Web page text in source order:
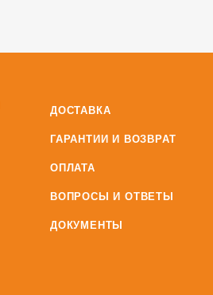
ДОСТАВКА
ГАРАНТИИ И ВОЗВРАТ
ОПЛАТА
ВОПРОСЫ И ОТВЕТЫ
ДОКУМЕНТЫ